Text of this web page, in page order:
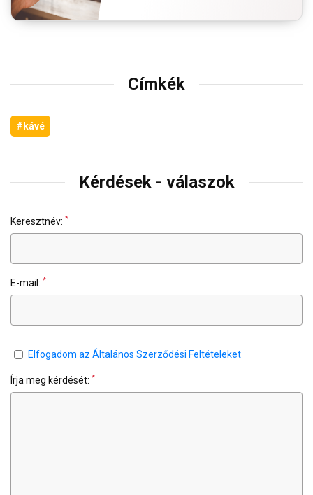
Címkék
#kávé
Kérdések - válaszok
Keresztnév: *
E-mail: *
Elfogadom az Általános Szerződési Feltételeket
Írja meg kérdését: *